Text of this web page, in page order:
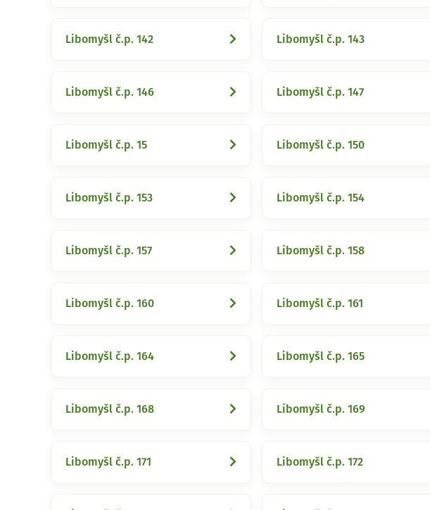
Libomyšl č.p. 142 Libomyšl č.p. 143
Libomyšl č.p. 146 Libomyšl č.p. 147
Libomyšl č.p. 15 Libomyšl č.p. 150
Libomyšl č.p. 153 Libomyšl č.p. 154
Libomyšl č.p. 157 Libomyšl č.p. 158
Libomyšl č.p. 160 Libomyšl č.p. 161
Libomyšl č.p. 164 Libomyšl č.p. 165
Libomyšl č.p. 168 Libomyšl č.p. 169
Libomyšl č.p. 171 Libomyšl č.p. 172